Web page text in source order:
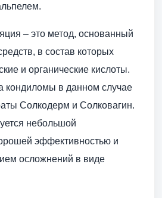
– это метод, основанный
в состав которых
и органические кислоты.
кондиломы в данном случае
Солкодерм и Солковагин.
небольшой
эффективностью и
осложнений в виде